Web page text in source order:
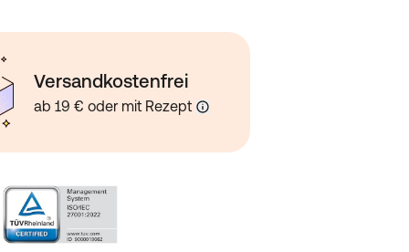
Versandkostenfrei
ab 19 € oder mit Rezept